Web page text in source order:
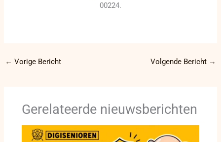
00224.
← Vorige Bericht Volgende Bericht →
Gerelateerde nieuwsberichten